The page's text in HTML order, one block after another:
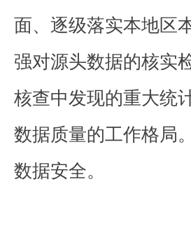
面、逐级落实本地区
强对源头数据的核实
核查中发现的重大统
数据质量的工作格局
数据安全。